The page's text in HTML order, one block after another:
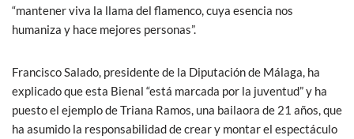
“mantener viva la llama del flamenco, cuya esencia nos
humaniza y hace mejores personas”.
Francisco Salado, presidente de la Diputación de Málaga, ha
explicado que esta Bienal “está marcada por la juventud” y ha
puesto el ejemplo de Triana Ramos, una bailaora de 21 años, que
ha asumido la responsabilidad de crear y montar el espectáculo